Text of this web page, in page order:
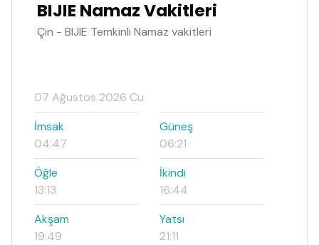
BIJIE Namaz Vakitleri
Çin - BIJIE Temkinli Namaz vakitleri
07 Ağustos 2026 Cu
İmsak
04:47
Güneş
06:21
Öğle
13:13
İkindi
16:44
Akşam
19:49
Yatsı
21:11